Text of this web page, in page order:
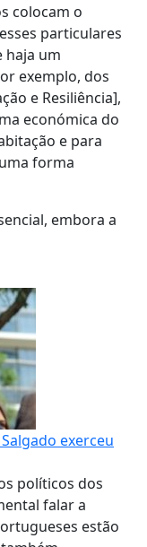
colocam o
particulares
haja um
exemplo, dos
e Resiliência],
económica do
e para
forma
embora a
exerceu
políticos dos
falar a
estão